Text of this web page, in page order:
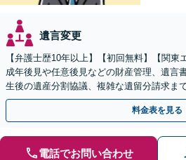
遺言変更
【弁護士歴10年以上】【初回無料】【関東
成年後見や任意後見などの財産管理、遺言
生後の遺産分割協議、複雑な遺留分請求ま
との連携力を活かした最適解の追求【WEB
料金表を見る
電話でお問い合わせ